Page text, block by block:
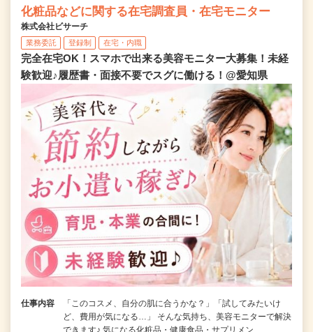
化粧品などに関する在宅調査員・在宅モニター
株式会社ビサーチ
業務委託 登録制 在宅・内職
完全在宅OK！スマホで出来る美容モニター大募集！未経
験歓迎♪履歴書・面接不要でスグに働ける！@愛知県
仕事内容
「このコスメ、自分の肌に合うかな？」「試してみたいけ
ど、費用が気になる…」 そんな気持ち、美容モニターで解決